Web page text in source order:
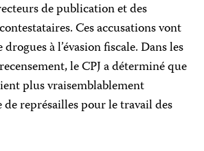
de publication et des
Ces accusations vont
à l’évasion fiscale. Dans les
le CPJ a déterminé que
plus vraisemblablement
représailles pour le travail des